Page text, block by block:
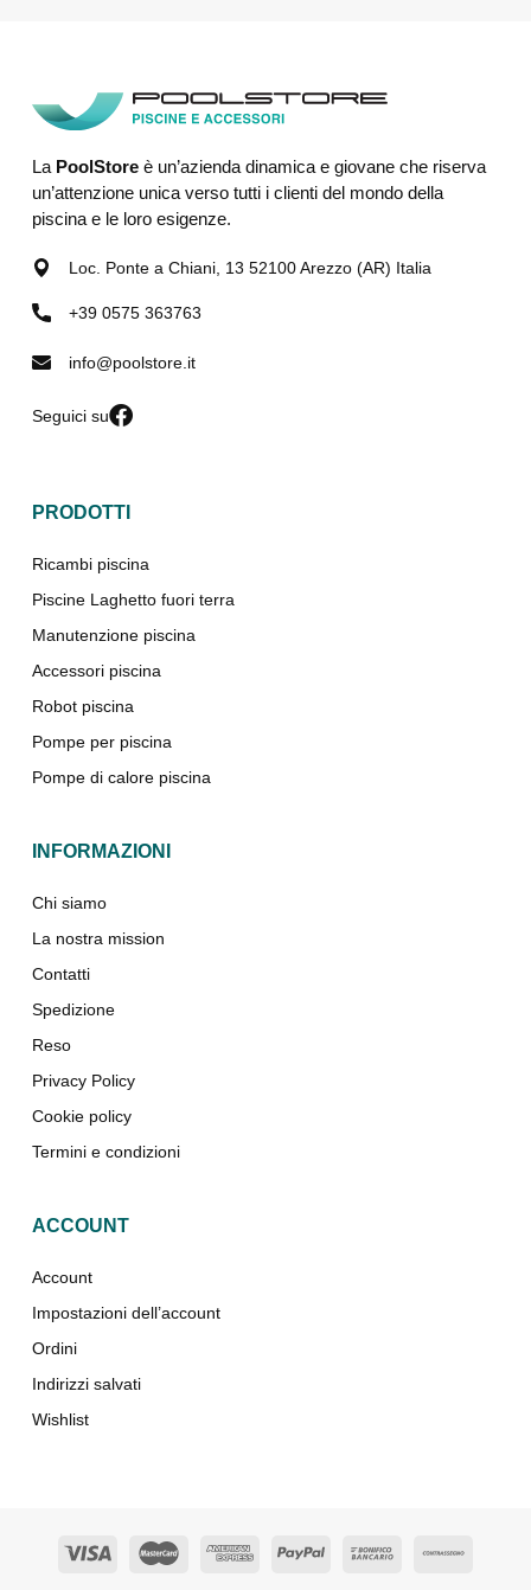
La PoolStoreè un’azienda dinamica e giovane che riserva
un’attenzione unica verso tutti i clienti del mondo della
piscina e le loro esigenze.
Loc. Ponte a Chiani, 13 52100 Arezzo (AR) Italia
+39 0575 363763
info@poolstore.it
Seguici su
PRODOTTI
Ricambi piscina
Piscine Laghetto fuori terra
Manutenzione piscina
Accessori piscina
Robot piscina
Pompe per piscina
Pompe di calore piscina
INFORMAZIONI
Chi siamo
La nostra mission
Contatti
Spedizione
Reso
Privacy Policy
Cookie policy
Termini e condizioni
ACCOUNT
Account
Impostazioni dell’account
Ordini
Indirizzi salvati
Wishlist